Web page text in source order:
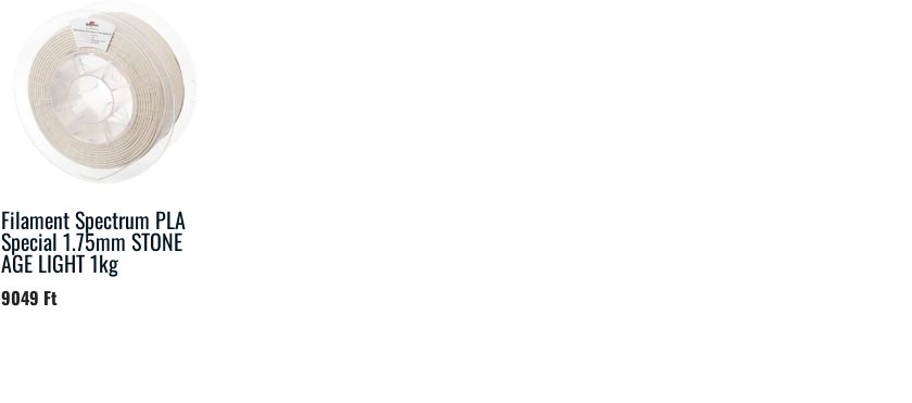
Filament Spectrum PLA
Special 1.75mm STONE
AGE LIGHT 1kg
9049 Ft